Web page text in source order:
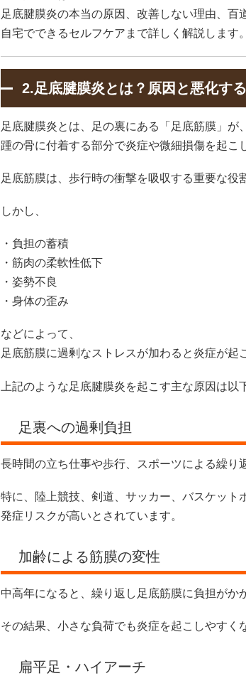
足底腱膜炎の本当の原因、改善しない理由、百
自宅でできるセルフケアまで詳しく解説します。
2.足底腱膜炎とは？原因と悪化す
足底腱膜炎とは、足の裏にある「足底筋膜」が、
踵の骨に付着する部分で炎症や微細損傷を起こ
足底筋膜は、歩行時の衝撃を吸収する重要な役
しかし、
・負担の蓄積
・筋肉の柔軟性低下
・姿勢不良
・身体の歪み
などによって、
足底筋膜に過剰なストレスが加わると炎症が起
上記のような足底腱膜炎を起こす主な原因は以
足裏への過剰負担
長時間の立ち仕事や歩行、スポーツによる繰り
特に、陸上競技、剣道、サッカー、バスケット
発症リスクが高いとされています。
加齢による筋膜の変性
中高年になると、繰り返し足底筋膜に負担がか
その結果、小さな負荷でも炎症を起こしやすく
扁平足・ハイアーチ